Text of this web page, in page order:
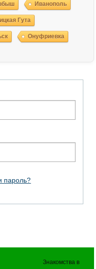
Иванополь
Гута
Онуфриевка
пароль?
Знакомства в